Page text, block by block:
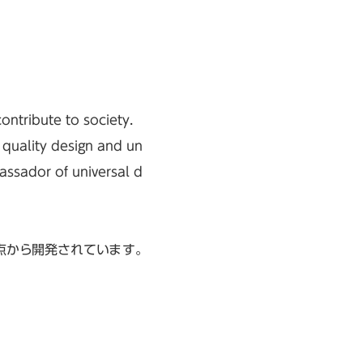
to society.
design and un
of universal d
ら開発されています。